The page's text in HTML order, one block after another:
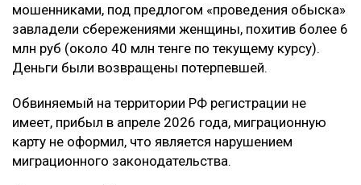
мошенниками, под предлогом «проведения обыска»
завладели сбережениями женщины, похитив более 6
млн руб (около 40 млн тенге по текущему курсу).
Деньги были возвращены потерпевшей.
Обвиняемый на территории РФ регистрации не
имеет, прибыл в апреле 2026 года, миграционную
карту не оформил, что является нарушением
миграционного законодательства.